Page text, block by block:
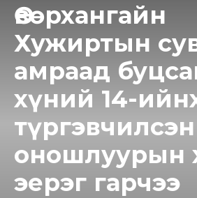
Өвөрхангайн
Хужиртын
амраад
хүний 14-
түргэвчилсэн
оношлуурын
эерэг гарчээ